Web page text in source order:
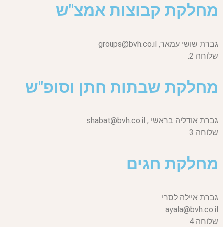
מחלקת קבוצות אמצ"ש
גברת שושי עמאר, groups@bvh.co.il
שלוחה 2.
מחלקת שבתות חתן וסופ"ש
גברת אודליה בראשי , shabat@bvh.co.il
שלוחה 3
מחלקת חגים
גברת איילה לסרי
ayala@bvh.co.il
שלוחה 4